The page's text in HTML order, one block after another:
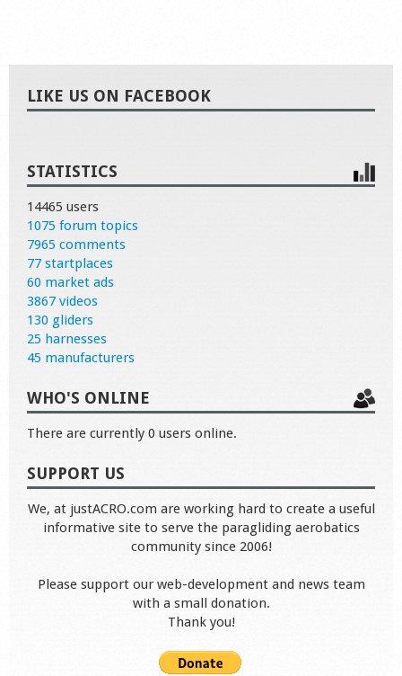
LIKE US ON FACEBOOK
STATISTICS
14465 users
1075 forum topics
7965 comments
77 startplaces
60 market ads
3867 videos
130 gliders
25 harnesses
45 manufacturers
WHO'S ONLINE
There are currently 0 users online.
SUPPORT US
We, at justACRO.com are working hard to create a useful
informative site to serve the paragliding aerobatics
community since 2006!
Please support our web-development and news team
with a small donation.
Thank you!